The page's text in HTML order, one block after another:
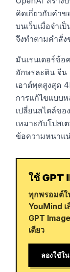
คิดเกี่ยวกับคำ
บนเว็บเมื่อจำเ
จึงทำตามคำสั่
มันเรนเดอร์ข้
อักษรละติน จีน
เอาต์พุตสูงสุด
การแก้ไขแบบ
เปลี่ยนสไตล์ขอ
เหมาะกับโปส
ข้อความหนาแ
ใช้ GPT
ทุกพรอมต์ใ
YouMind
GPT
เดียว
ลองใช้ใ